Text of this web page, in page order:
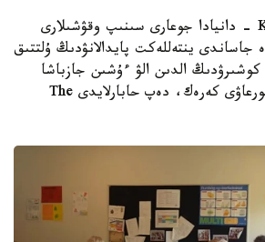
استانا. KAZINFORM - دانيادا جوعارى سىنىپ وقۋشىلارى
جاساندى ينتەللەكت پايدالانۋدىڭ ۇلتتىق
كوشىرۋدىڭ الدىن الۋ ءۇشىن جازباشا
تاپسىرمالاردى اۋىزشا قورعاۋى كەرەك، دەپ حابارلايدى The